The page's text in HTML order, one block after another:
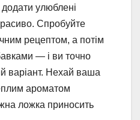
улюблені
Спробуйте
рецептом, а потім
— і ви точно
варіант. Нехай ваша
ароматом
ложка приносить